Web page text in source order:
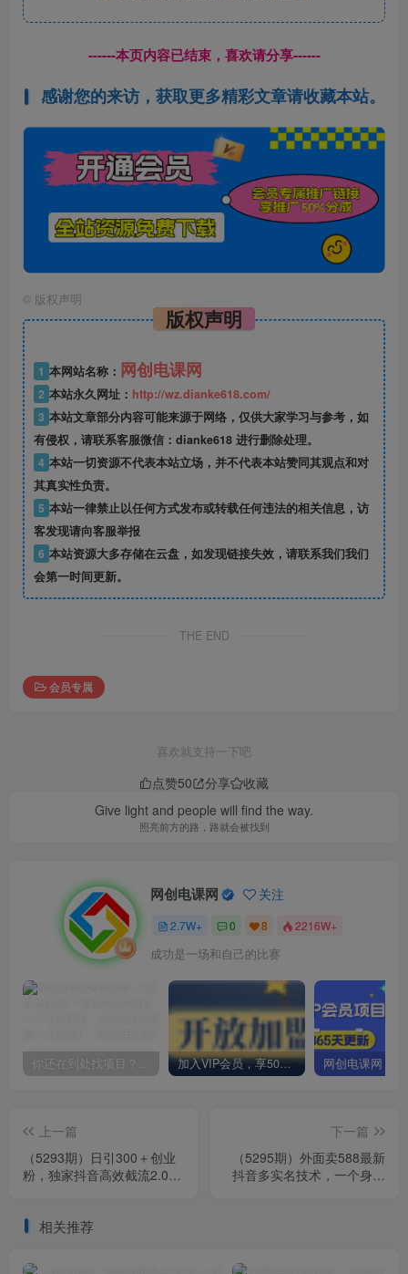
------本页内容已结束，喜欢请分享------
感谢您的来访，获取更多精彩文章请收藏本站。
© 版权声明
版权声明
1 本网站名称： 网创电课网
2 本站永久网址： http://wz.dianke618.com/
3 本站文章部分内容可能来源于网络，仅供大家学习与参考，如
有侵权，请联系客服微信：dianke618 进行删除处理。
4 本站一切资源不代表本站立场，并不代表本站赞同其观点和对
其真实性负责。
5 本站一律禁止以任何方式发布或转载任何违法的相关信息，访
客发现请向客服举报
6 本站资源大多存储在云盘，如发现链接失效，请联系我们我们
会第一时间更新。
THE END
会员专属
喜欢就支持一下吧
点赞50 分享
收藏
Give light and people will find the way.
照亮前方的路，路就会被找到
网创电课网 关注
2.7W+ 0 8 2216W+
成功是一场和自己的比赛
加入VIP会员，享50%的推广提成，免费学习多种网上创业课程，菜鸟秒变大神！
上一篇
（5293期）日引300＋创业
粉，独家抖音高效截流2.0玩
下一篇
（5295期）外面卖588最新
抖音多实名技术，一个身份
相关推荐